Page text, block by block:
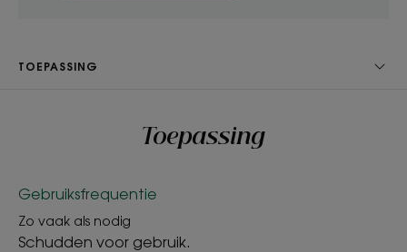
8 uur* gegarandeerd houdt, terwijl het haar luchtig
TOEPASSING
Toepassing
Gebruiksfrequentie
Zo vaak als nodig
Schudden voor gebruik.